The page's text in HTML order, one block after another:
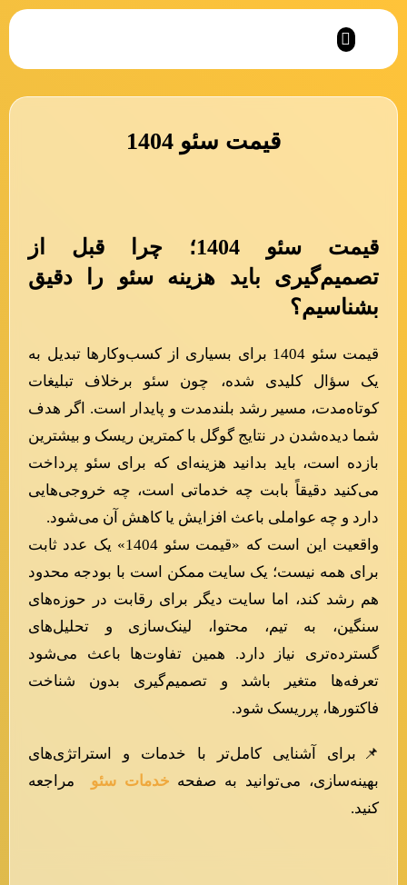
قیمت سئو 1404
قیمت سئو 1404؛ چرا قبل از
تصمیم‌گیری باید هزینه سئو را دقیق
بشناسیم؟
قیمت سئو 1404 برای بسیاری از کسب‌وکارها تبدیل به
یک سؤال کلیدی شده، چون سئو برخلاف تبلیغات
کوتاه‌مدت، مسیر رشد بلندمدت و پایدار است. اگر هدف
شما دیده‌شدن در نتایج گوگل با کمترین ریسک و بیشترین
بازده است، باید بدانید هزینه‌ای که برای سئو پرداخت
می‌کنید دقیقاً بابت چه خدماتی است، چه خروجی‌هایی
دارد و چه عواملی باعث افزایش یا کاهش آن می‌شود.
واقعیت این است که «قیمت سئو 1404» یک عدد ثابت
برای همه نیست؛ یک سایت ممکن است با بودجه محدود
هم رشد کند، اما سایت دیگر برای رقابت در حوزه‌های
سنگین، به تیم، محتوا، لینک‌سازی و تحلیل‌های
گسترده‌تری نیاز دارد. همین تفاوت‌ها باعث می‌شود
تعرفه‌ها متغیر باشد و تصمیم‌گیری بدون شناخت
فاکتورها، پرریسک شود.
📌برای آشنایی کامل‌تر با خدمات و استراتژی‌های
بهینه‌سازی، می‌توانید به صفحه خدمات سئو
مراجعه
کنید.